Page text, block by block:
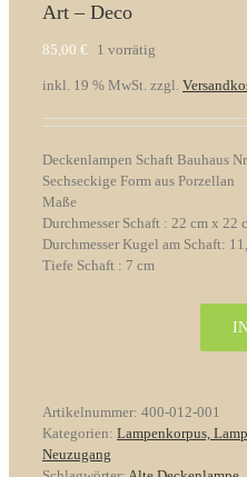
Art – Deco
85,00 € 1 vorrätig
inkl. 19 % MwSt. zzgl.
Deckenlampen Schaft Bauhaus
Sechseckige Form aus Porzellan
Maße
Durchmesser Schaft : 22 cm x 22
Durchmesser Kugel am Schaft:
Tiefe Schaft : 7 cm
Bauhauszeit
Nr.
1
Artikelnummer: 400-012-001
Kategorien: Lampenkorpus,
Neuzugang